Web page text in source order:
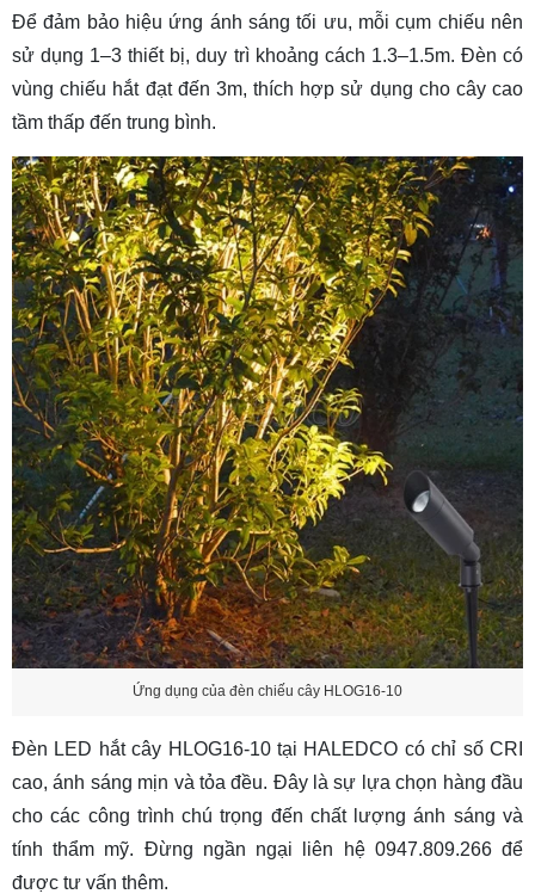
Để đảm bảo hiệu ứng ánh sáng tối ưu, mỗi cụm chiếu nên
sử dụng 1–3 thiết bị, duy trì khoảng cách 1.3–1.5m. Đèn có
vùng chiếu hắt đạt đến 3m, thích hợp sử dụng cho cây cao
tầm thấp đến trung bình.
Ứng dụng của đèn chiếu cây HLOG16-10
Đèn LED hắt cây HLOG16-10 tại HALEDCO có chỉ số CRI
cao, ánh sáng mịn và tỏa đều. Đây là sự lựa chọn hàng đầu
cho các công trình chú trọng đến chất lượng ánh sáng và
tính thẩm mỹ. Đừng ngần ngại liên hệ 0947.809.266 để
được tư vấn thêm.